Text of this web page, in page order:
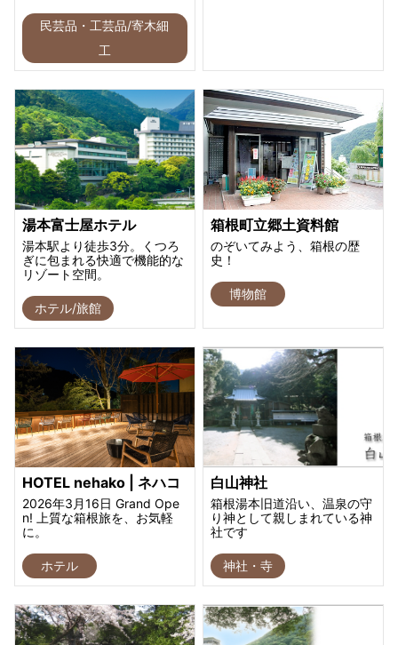
民芸品・工芸品/寄木細
工
湯本富士屋ホテル
湯本駅より徒歩3分。くつろ
ぎに包まれる快適で機能的な
リゾート空間。
ホテル/旅館
箱根町立郷土資料館
のぞいてみよう、箱根の歴
史！
博物館
HOTEL nehako | ネハコ
2026年3月16日 Grand Ope
n! 上質な箱根旅を、お気軽
に。
ホテル
白山神社
箱根湯本旧道沿い、温泉の守
り神として親しまれている神
社です
神社・寺